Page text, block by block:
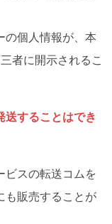
の個人情報が、本
者に開示されるこ
送することはでき
ビスの転送コムを
も販売することが